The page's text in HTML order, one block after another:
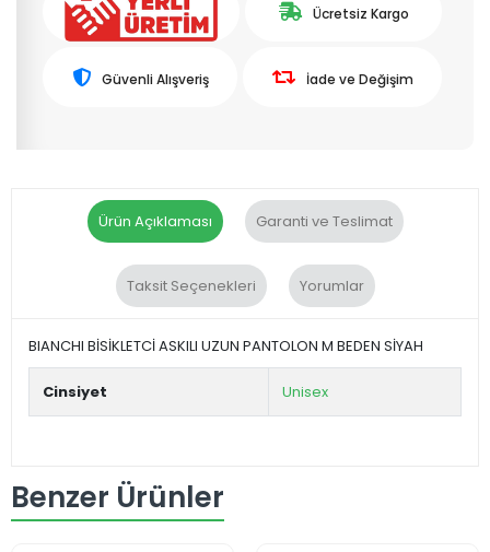
Ücretsiz Kargo
Güvenli Alışveriş İade ve Değişim
Ürün Açıklaması Garanti ve Teslimat
Taksit Seçenekleri Yorumlar
BIANCHI BİSİKLETCİ ASKILI UZUN PANTOLON M BEDEN SİYAH
Cinsiyet Unisex
Benzer Ürünler